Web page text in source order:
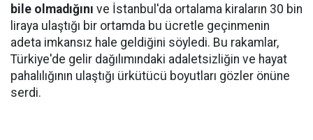
bile olmadığını ve İstanbul'da ortalama kiraların 30 bin
liraya ulaştığı bir ortamda bu ücretle geçinmenin
adeta imkansız hale geldiğini söyledi. Bu rakamlar,
Türkiye'de gelir dağılımındaki adaletsizliğin ve hayat
pahalılığının ulaştığı ürkütücü boyutları gözler önüne
serdi.